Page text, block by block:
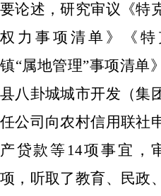
要论述，研究审议《特
权力事项清单》《特
镇“属地管理”事项清单
县八卦城城市开发（集
任公司向农村信用联社
产贷款等 14项事宜，
项，听取了教育、民政